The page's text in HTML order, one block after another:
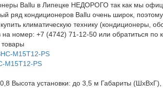
Ballu в Липецке НЕДОРОГО так как мы
ряд кондиционеров Ballu очень широк,
климатическую технику (кондиционеры,
на номер: +7 (4742) 71-12-50 или обратиться по
M15T12-PS
Высота установки: до 3,5 м Габариты